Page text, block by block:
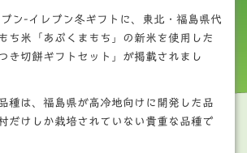
ン-イレブン冬ギフトに、東北・福島県代
ち米「あぶくまもち」の新米を使用した
き切餅ギフトセット」が掲載されまし
種は、福島県が高冷地向けに開発した品
だけしか栽培されていない貴重な品種で